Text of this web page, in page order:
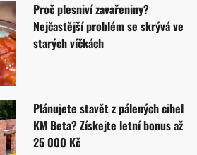
Proč plesniví zavařeniny?
Nejčastější problém se skrývá ve
starých víčkách
Plánujete stavět z pálených cihel
KM Beta? Získejte letní bonus až
25 000 Kč